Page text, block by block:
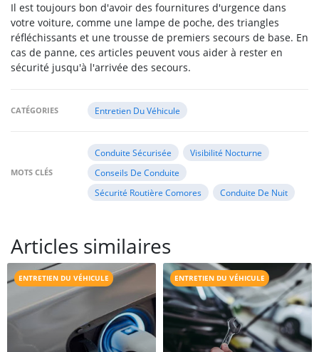
Il est toujours bon d'avoir des fournitures d'urgence dans
votre voiture, comme une lampe de poche, des triangles
réfléchissants et une trousse de premiers secours de base. En
cas de panne, ces articles peuvent vous aider à rester en
sécurité jusqu'à l'arrivée des secours.
CATÉGORIES Entretien Du Véhicule
MOTS CLÉS
Conduite Sécurisée
Visibilité Nocturne
Conseils De Conduite
Sécurité Routière Comores
Conduite De Nuit
Articles similaires
ENTRETIEN DU VÉHICULE ENTRETIEN DU VÉHICULE